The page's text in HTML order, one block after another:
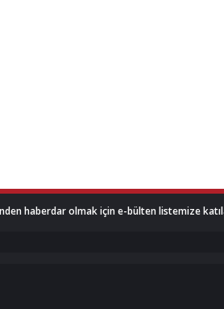
haberdar olmak için e-bülten listemize